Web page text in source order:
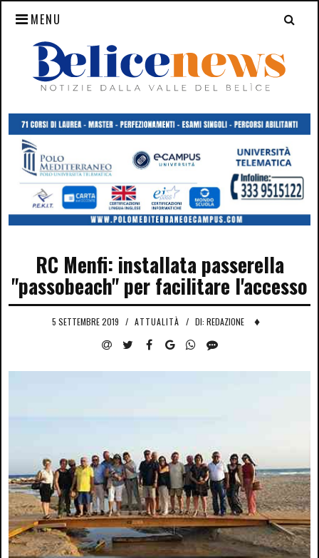
MENU
RC Menfi: installata passerella
"passobeach" per facilitare l'accesso
5 SETTEMBRE 2019 / ATTUALITÀ / DI: REDAZIONE ♦